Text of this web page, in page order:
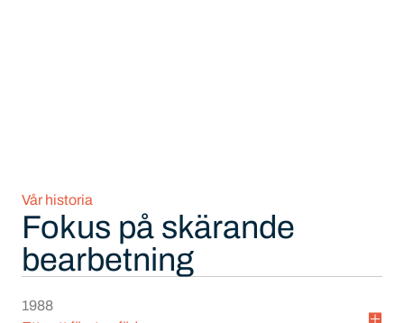
Vår historia
Fokus på skärande
bearbetning
1988